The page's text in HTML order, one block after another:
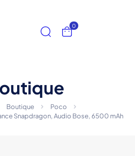
0
Boutique
Poco
Snapdragon, Audio Bose, 6500 mAh